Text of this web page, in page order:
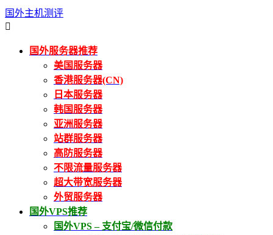
国外主机测评

国外服务器推荐
美国服务器
香港服务器(CN)
日本服务器
韩国服务器
亚洲服务器
站群服务器
高防服务器
不限流量服务器
超大带宽服务器
外贸服务器
国外VPS推荐
国外VPS – 支付宝/微信付款